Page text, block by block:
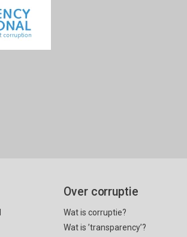
Over corruptie
Wat is corruptie?
Wat is ’transparency’?